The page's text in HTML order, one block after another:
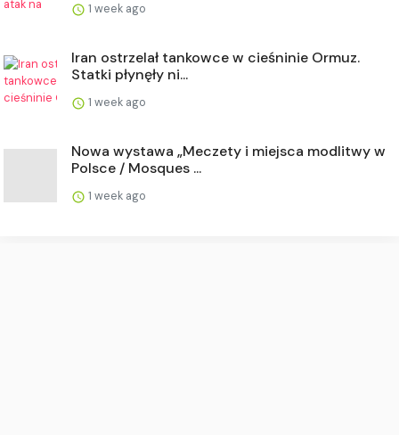
1 week ago
Iran ostrzelał tankowce w cieśninie Ormuz.
Statki płynęły ni...
1 week ago
Nowa wystawa „Meczety i miejsca modlitwy w
Polsce / Mosques ...
1 week ago